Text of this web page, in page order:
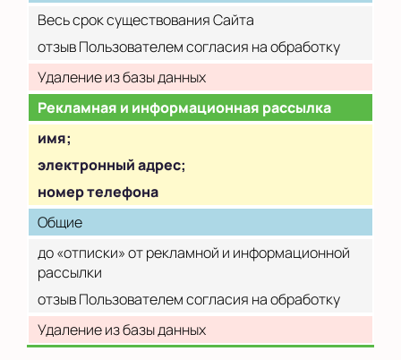
Весь срок существования Сайта
отзыв Пользователем согласия на обработку
Удаление из базы данных
Рекламная и информационная рассылка
имя;
электронный адрес;
номер телефона
Общие
до «отписки» от рекламной и информационной
рассылки
отзыв Пользователем согласия на обработку
Удаление из базы данных